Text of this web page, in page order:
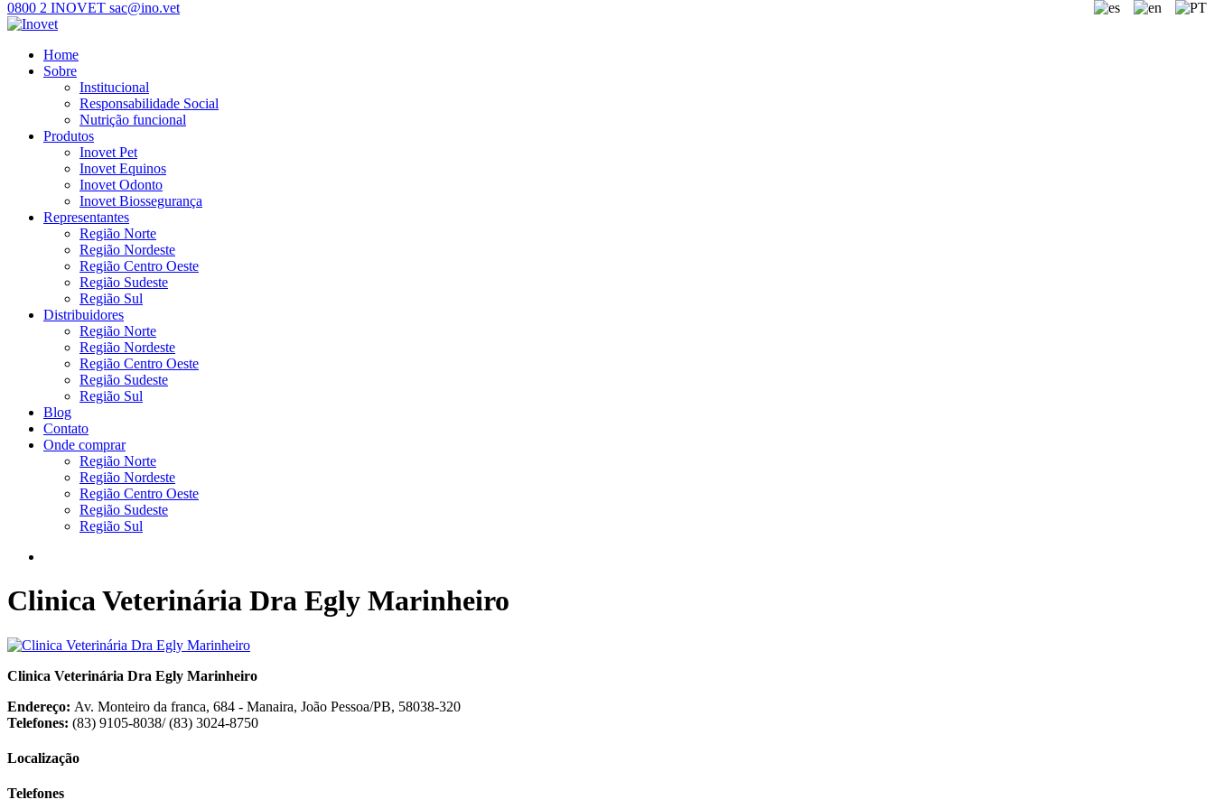
0800 2 INOVET sac@ino.vet
Home
Sobre
Institucional
Responsabilidade Social
Nutrição funcional
Produtos
Inovet Pet
Inovet Equinos
Inovet Odonto
Inovet Biossegurança
Representantes
Região Norte
Região Nordeste
Região Centro Oeste
Região Sudeste
Região Sul
Distribuidores
Região Norte
Região Nordeste
Região Centro Oeste
Região Sudeste
Região Sul
Blog
Contato
Onde comprar
Região Norte
Região Nordeste
Região Centro Oeste
Região Sudeste
Região Sul
Clinica Veterinária Dra Egly Marinheiro
Clinica Veterinária Dra Egly Marinheiro
Endereço: Av. Monteiro da franca, 684 - Manaira, João Pessoa/PB, 58038-320
Telefones: (83) 9105-8038/ (83) 3024-8750
Localização
Telefones